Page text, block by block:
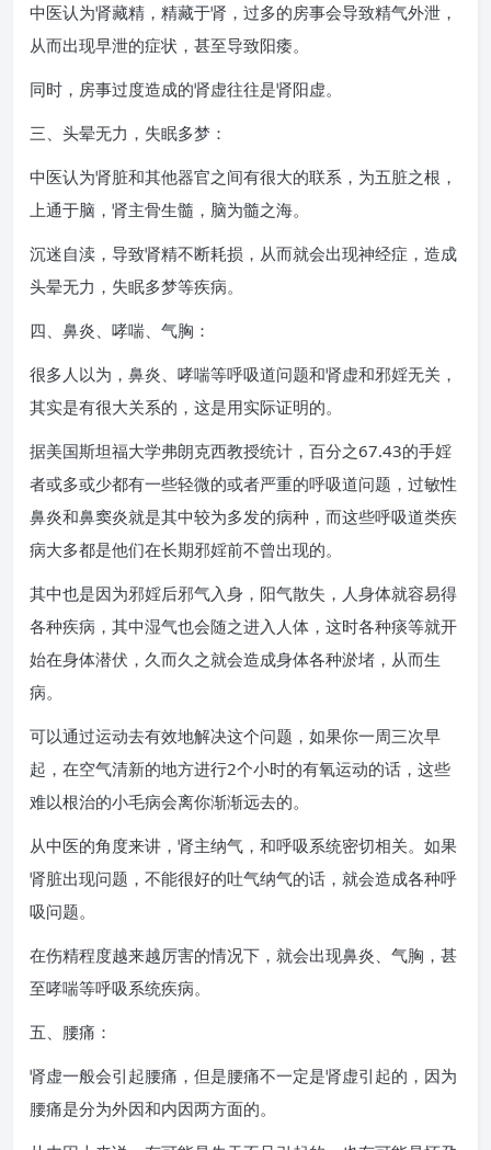
中医认为肾藏精，精藏于肾，过多的房事会导致精气外泄，
从而出现早泄的症状，甚至导致阳痿。
同时，房事过度造成的肾虚往往是肾阳虚。
三、头晕无力，失眠多梦：
中医认为肾脏和其他器官之间有很大的联系，为五脏之根，
上通于脑，肾主骨生髓，脑为髓之海。
沉迷自渎，导致肾精不断耗损，从而就会出现神经症，造成
头晕无力，失眠多梦等疾病。
四、鼻炎、哮喘、气胸：
很多人以为，鼻炎、哮喘等呼吸道问题和肾虚和邪婬无关，
其实是有很大关系的，这是用实际证明的。
据美国斯坦福大学弗朗克西教授统计，百分之67.43的手婬
者或多或少都有一些轻微的或者严重的呼吸道问题，过敏性
鼻炎和鼻窦炎就是其中较为多发的病种，而这些呼吸道类疾
病大多都是他们在长期邪婬前不曾出现的。
其中也是因为邪婬后邪气入身，阳气散失，人身体就容易得
各种疾病，其中湿气也会随之进入人体，这时各种痰等就开
始在身体潜伏，久而久之就会造成身体各种淤堵，从而生
病。
可以通过运动去有效地解决这个问题，如果你一周三次早
起，在空气清新的地方进行2个小时的有氧运动的话，这些
难以根治的小毛病会离你渐渐远去的。
从中医的角度来讲，肾主纳气，和呼吸系统密切相关。如果
肾脏出现问题，不能很好的吐气纳气的话，就会造成各种呼
吸问题。
在伤精程度越来越厉害的情况下，就会出现鼻炎、气胸，甚
至哮喘等呼吸系统疾病。
五、腰痛：
肾虚一般会引起腰痛，但是腰痛不一定是肾虚引起的，因为
腰痛是分为外因和内因两方面的。